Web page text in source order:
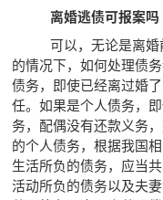
离婚逃债可报案吗
可以，无论是离婚
的情况下，如何处理债
债务，即使已经离过婚
任。如果是个人债务，
务，配偶没有还款义务
的个人债务，根据我国
生活所负的债务，应当
活动所负的债务以及夫